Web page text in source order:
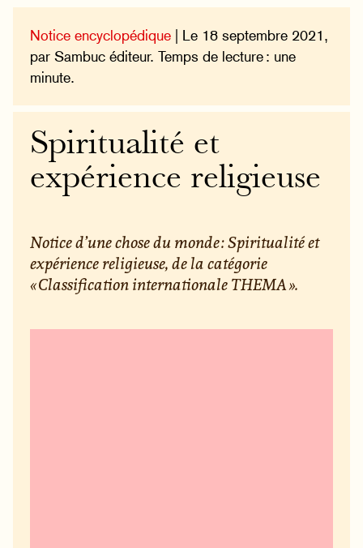
Notice encyclopédique | Le 18 septembre 2021,
par Sambuc éditeur. Temps de lecture : une
minute.
Spiritualité et
expérience religieuse
Notice d’une chose du monde : Spiritualité et
expérience religieuse, de la catégorie
« Classification internationale THEMA ».